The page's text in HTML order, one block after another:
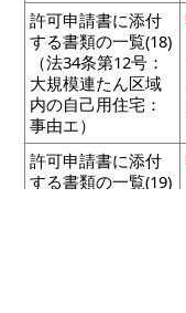
許可申請書に添付
する書類の一覧(18)
（法34条第12号：
大規模連たん区域
内の自己用住宅：
事由エ）
許可申請書に添付
する書類の一覧(19)